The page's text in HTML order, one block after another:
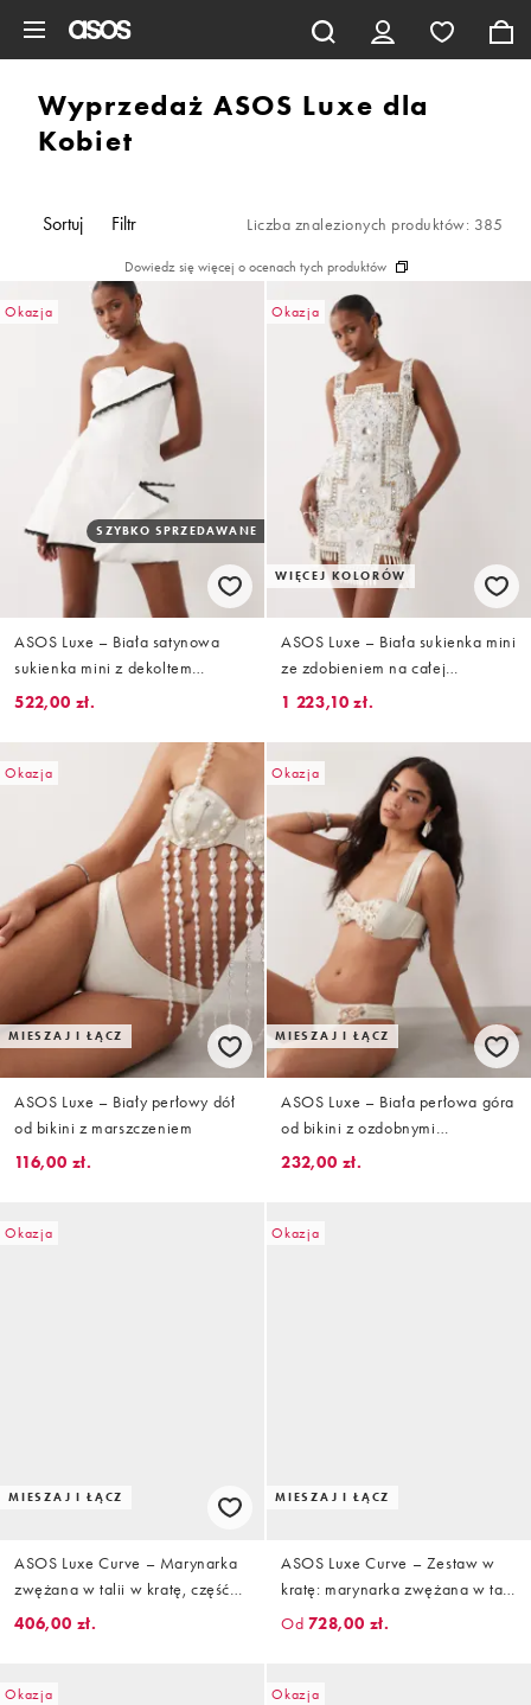
Wyprzedaż ASOS Luxe dla
Kobiet
Sortuj Filtr Liczba znalezionych produktów: 385
Dowiedz się więcej o ocenach tych produktów
Okazja
SZYBKO SPRZEDAWANE
ASOS Luxe – Biała satynowa
sukienka mini z dekoltem
bandeau i kontrastowym
522,00 zł.
Okazja
WIĘCEJ KOLORÓW
ASOS Luxe – Biała sukienka mini
ze zdobieniem na całej
powierzchni
1 223,10 zł.
Okazja
MIESZAJ I ŁĄCZ
ASOS Luxe – Biały perłowy dół
od bikini z marszczeniem
116,00 zł.
Okazja
MIESZAJ I ŁĄCZ
ASOS Luxe – Biała perłowa góra
od bikini z ozdobnymi
muszelkami
232,00 zł.
Okazja
MIESZAJ I ŁĄCZ
ASOS Luxe Curve – Marynarka
zwężana w talii w kratę, część
zestawu
406,00 zł.
Okazja
MIESZAJ I ŁĄCZ
ASOS Luxe Curve – Zestaw w
kratę: marynarka zwężana w talii
i dopasowane spodnie
Od 728,00 zł.
Okazja Okazja